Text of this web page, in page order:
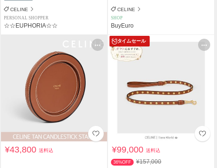
CELINE
PERSONAL SHOPPER
☆☆EUPHORIA☆☆
CELINE
SHOP
BuyEuro
¥43,800送料込
タイムセール
¥99,000送料込
36%OFF ¥157,000